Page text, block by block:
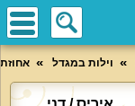
וילות במגדל